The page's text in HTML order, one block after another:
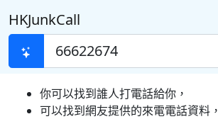
HKJunkCall
你可以找到誰人打電話給你，
可以找到網友提供的來電電話資料，